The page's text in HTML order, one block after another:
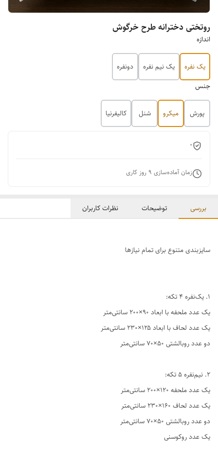
روتختی دخترانه طرح خرگوش
اندازه
یک نفره یک نیم نفره
دونفره
جنس
پورش میکرو شنل کالیفرنیا
0
زمان آماده‌سازی 9 روز کاری
بررسی توضیحات نظرات کاربران
سایزبندی متنوع برای تمام نیازها
1. یک‌نفره ۴ تکه:
یک عدد ملحفه با ابعاد ۹۰×۲۰۰ سانتی‌متر
یک عدد لحاف با ابعاد ۱۲۵×۲۳۰ سانتی‌متر
دو عدد روبالشتی ۵۰×۷۰ سانتی‌متر
2. نیم‌نفره ۵ تکه:
یک عدد ملحفه ۱۲۰×۲۰۰ سانتی‌متر
یک عدد لحاف ۱۶۰×۲۳۰ سانتی‌متر
دو عدد روبالشتی ۵۰×۷۰ سانتی‌متر
یک عدد روکوسنی